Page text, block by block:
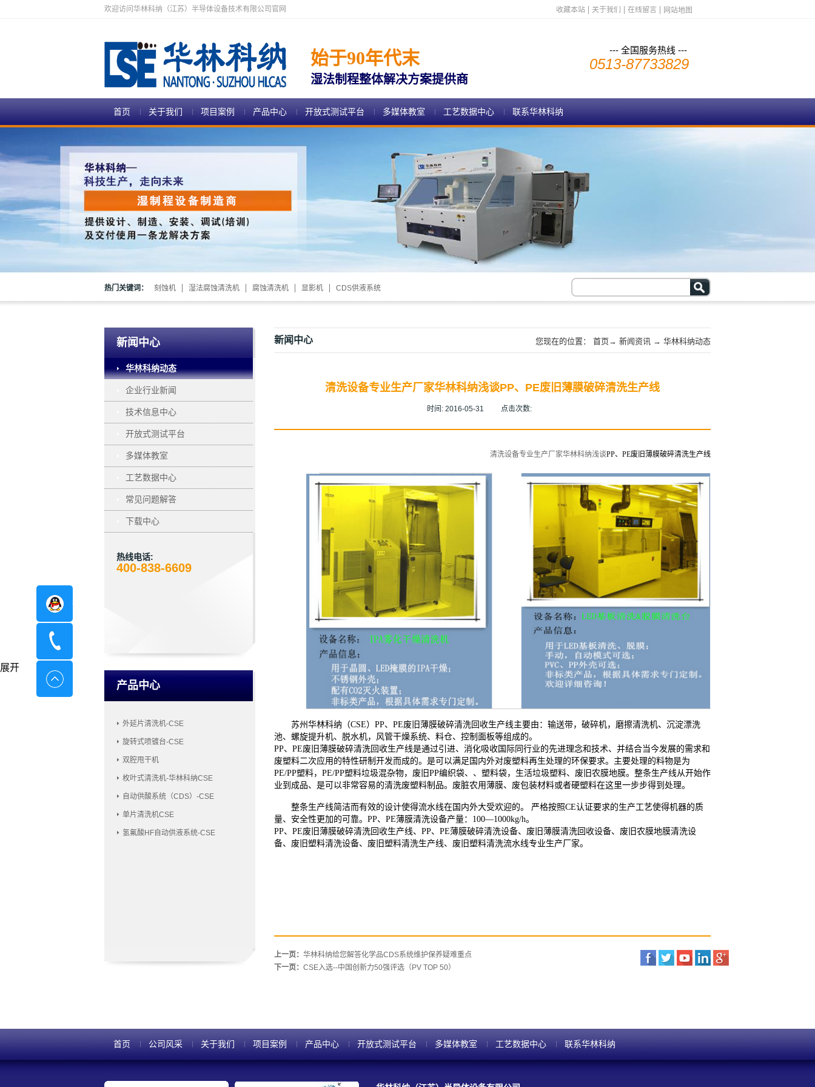
欢迎访问华林科纳（江苏）半导体设备技术有限公司官网 收藏本站 关于我们 在线留言 网站地图
始于90年代末
湿法制程整体解决方案提供商
--- 全国服务热线 ---
0513-87733829
首页 关于我们 项目案例 产品中心 开放式测试平台 多媒体教室 工艺数据中心 联系华林科纳
热门关键词： 刻蚀机 湿法腐蚀清洗机 腐蚀清洗机 显影机 CDS供液系统
新闻中心
华林科纳动态
企业行业新闻
技术信息中心
开放式测试平台
多媒体教室
工艺数据中心
常见问题解答
下载中心
热线电话:
400-838-6609
产品中心
外延片清洗机-CSE
旋转式喷镀台-CSE
双腔甩干机
枚叶式清洗机-华林科纳CSE
自动供酸系统（CDS）-CSE
单片清洗机CSE
氢氟酸HF自动供液系统-CSE
新闻中心 您现在的位置： 首页→ 新闻资讯 → 华林科纳动态
清洗设备专业生产厂家华林科纳浅谈PP、PE废旧薄膜破碎清洗生产线
时间: 2016-05-31 点击次数:
清洗设备专业生产厂家华林科纳浅谈PP、PE废旧薄膜破碎清洗生产线
苏州华林科纳（CSE）PP、PE废旧薄膜破碎清洗回收生产线主要由：输送带，破碎机，磨擦清洗机、沉淀漂洗
池、螺旋提升机、脱水机，风管干燥系统、料仓、控制面板等组成的。
PP、PE废旧薄膜破碎清洗回收生产线是通过引进、消化吸收国际同行业的先进理念和技术、并结合当今发展的需求和
废塑料二次应用的特性研制开发而成的。是可以满足国内外对废塑料再生处理的环保要求。主要处理的料物是为
PE/PP塑料，PE/PP塑料垃圾混杂物，废旧PP编织袋、、塑料袋，生活垃圾塑料、废旧农膜地膜。整条生产线从开始作
业到成品、是可以非常容易的清洗废塑料制品。废脏农用薄膜、废包装材料或者硬塑料在这里一步步得到处理。
整条生产线简洁而有效的设计使得流水线在国内外大受欢迎的。 严格按照CE认证要求的生产工艺使得机器的质
量、安全性更加的可靠。PP、PE薄膜清洗设备产量：100—1000kg/h。
PP、PE废旧薄膜破碎清洗回收生产线、PP、PE薄膜破碎清洗设备、废旧薄膜清洗回收设备、废旧农膜地膜清洗设
备、废旧塑料清洗设备、废旧塑料清洗生产线、废旧塑料清洗流水线专业生产厂家。
上一页： 华林科纳给您解答化学品CDS系统维护保养疑难重点
下一页： CSE入选--中国创新力50强评选（PV TOP 50）
首页 公司风采 关于我们 项目案例 产品中心 开放式测试平台 多媒体教室 工艺数据中心 联系华林科纳
在线咨询
展开